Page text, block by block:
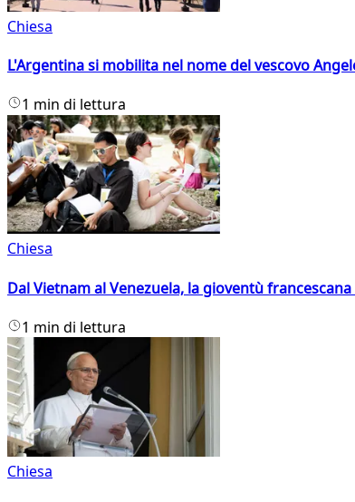
Chiesa
L'Argentina si mobilita nel nome del vescovo
1 min di lettura
Chiesa
Dal Vietnam al Venezuela, la gioventù
1 min di lettura
Chiesa